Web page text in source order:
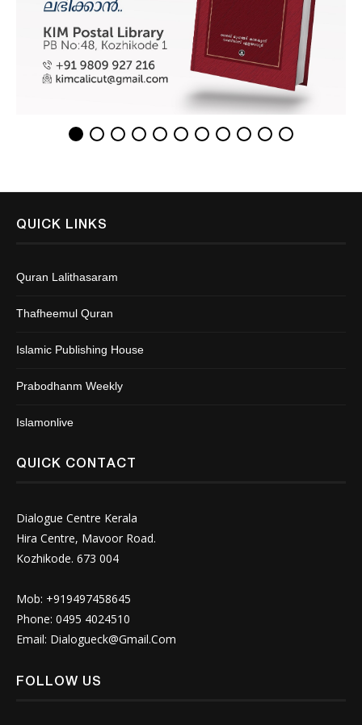
QUICK LINKS
Quran Lalithasaram
Thafheemul Quran
Islamic Publishing House
Prabodhanm Weekly
Islamonlive
QUICK CONTACT
Dialogue Centre Kerala
Hira Centre, Mavoor Road.
Kozhikode. 673 004
Mob: +919497458645
Phone: 0495 4024510
Email: Dialogueck@Gmail.Com
FOLLOW US